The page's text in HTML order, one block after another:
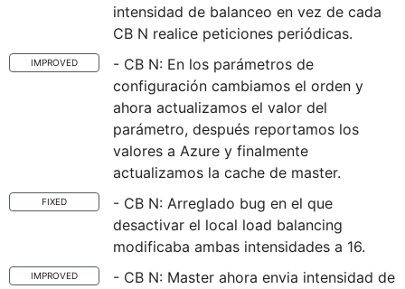
intensidad de balanceo en vez de cada
CB N realice peticiones periódicas.
IMPROVED
- CB N: En los parámetros de
configuración cambiamos el orden y
ahora actualizamos el valor del
parámetro, después reportamos los
valores a Azure y finalmente
actualizamos la cache de master.
FIXED
- CB N: Arreglado bug en el que
desactivar el local load balancing
modificaba ambas intensidades a 16.
IMPROVED
- CB N: Master ahora envia intensidad de